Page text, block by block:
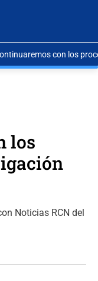
con los
los
Noticias RCN del